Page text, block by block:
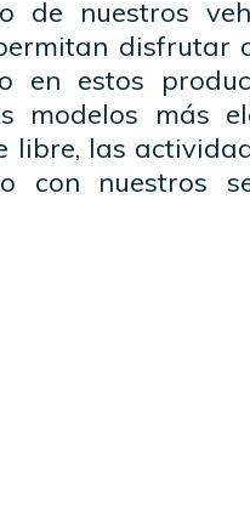
de nuestros
disfrutar
en estos
modelos más
libre, las
con nuestros